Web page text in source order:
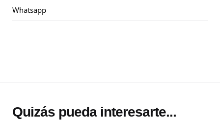
Whatsapp
Quizás pueda interesarte...